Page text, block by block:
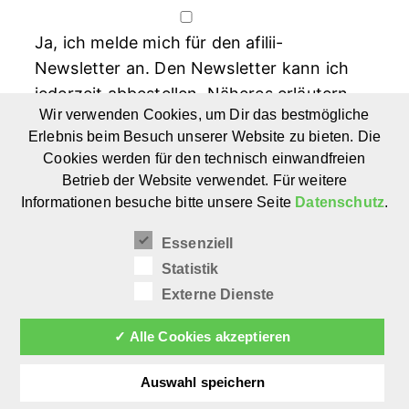
Ja, ich melde mich für den afilii-
Newsletter an. Den Newsletter kann ich
jederzeit abbestellen. Näheres erläutern
unsere Datenschutzhinweise.
Wir verwenden Cookies, um Dir das bestmögliche
Erlebnis beim Besuch unserer Website zu bieten. Die
Cookies werden für den technisch einwandfreien
Betrieb der Website verwendet. Für weitere
Informationen besuche bitte unsere Seite Datenschutz.
Essenziell
Statistik
Externe Dienste
✓ Alle Cookies akzeptieren
Auswahl speichern